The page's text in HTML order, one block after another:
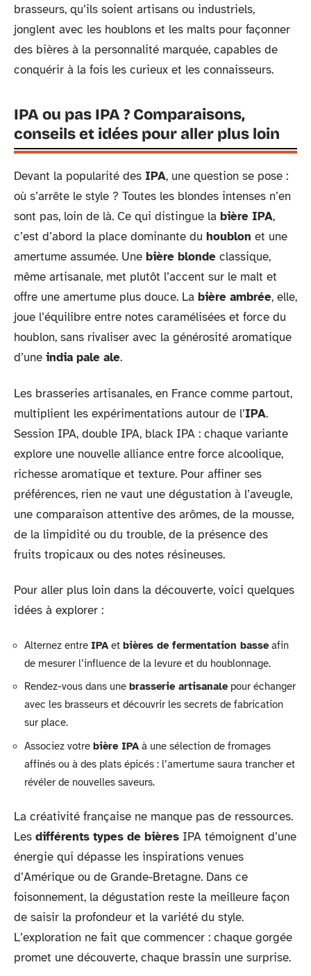
brasseurs, qu’ils soient artisans ou industriels,
jonglent avec les houblons et les malts pour façonner
des bières à la personnalité marquée, capables de
conquérir à la fois les curieux et les connaisseurs.
IPA ou pas IPA ? Comparaisons,
conseils et idées pour aller plus loin
Devant la popularité des IPA, une question se pose :
où s’arrête le style ? Toutes les blondes intenses n’en
sont pas, loin de là. Ce qui distingue la bière IPA,
c’est d’abord la place dominante du houblon et une
amertume assumée. Une bière blonde classique,
même artisanale, met plutôt l’accent sur le malt et
offre une amertume plus douce. La bière ambrée, elle,
joue l’équilibre entre notes caramélisées et force du
houblon, sans rivaliser avec la générosité aromatique
d’une india pale ale.
Les brasseries artisanales, en France comme partout,
multiplient les expérimentations autour de l’IPA.
Session IPA, double IPA, black IPA : chaque variante
explore une nouvelle alliance entre force alcoolique,
richesse aromatique et texture. Pour affiner ses
préférences, rien ne vaut une dégustation à l’aveugle,
une comparaison attentive des arômes, de la mousse,
de la limpidité ou du trouble, de la présence des
fruits tropicaux ou des notes résineuses.
Pour aller plus loin dans la découverte, voici quelques
idées à explorer :
Alternez entre IPA et bières de fermentation basseafin
de mesurer l’influence de la levure et du houblonnage.
Rendez-vous dans une brasserie artisanalepour échanger
avec les brasseurs et découvrir les secrets de fabrication
sur place.
Associez votre bière IPA à une sélection de fromages
affinés ou à des plats épicés : l’amertume saura trancher et
révéler de nouvelles saveurs.
La créativité française ne manque pas de ressources.
Les différents types de bières IPA témoignent d’une
énergie qui dépasse les inspirations venues
d’Amérique ou de Grande-Bretagne. Dans ce
foisonnement, la dégustation reste la meilleure façon
de saisir la profondeur et la variété du style.
L’exploration ne fait que commencer : chaque gorgée
promet une découverte, chaque brassin une surprise.